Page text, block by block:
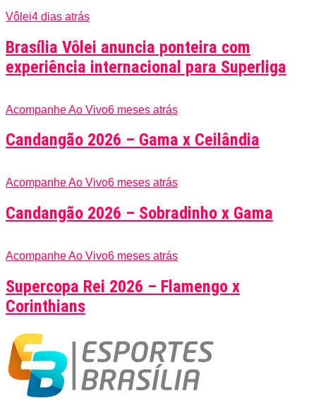
Vôlei4 dias atrás
Brasília Vôlei anuncia ponteira com
experiência internacional para Superliga
Acompanhe Ao Vivo6 meses atrás
Candangão 2026 – Gama x Ceilândia
Acompanhe Ao Vivo6 meses atrás
Candangão 2026 – Sobradinho x Gama
Acompanhe Ao Vivo6 meses atrás
Supercopa Rei 2026 – Flamengo x
Corinthians